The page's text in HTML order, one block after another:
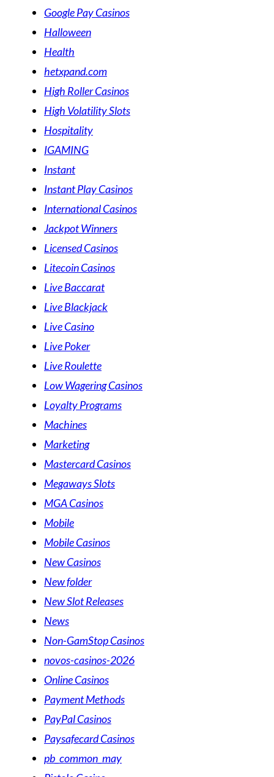
Google Pay Casinos
Halloween
Health
hetxpand.com
High Roller Casinos
High Volatility Slots
Hospitality
IGAMING
Instant
Instant Play Casinos
International Casinos
Jackpot Winners
Licensed Casinos
Litecoin Casinos
Live Baccarat
Live Blackjack
Live Casino
Live Poker
Live Roulette
Low Wagering Casinos
Loyalty Programs
Machines
Marketing
Mastercard Casinos
Megaways Slots
MGA Casinos
Mobile
Mobile Casinos
New Casinos
New folder
New Slot Releases
News
Non-GamStop Casinos
novos-casinos-2026
Online Casinos
Payment Methods
PayPal Casinos
Paysafecard Casinos
pb_common_may